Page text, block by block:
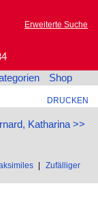
Erweiterte Suche
Shop
DRUCKEN
Katharina >>
Zufälliger